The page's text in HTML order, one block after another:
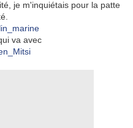
je m'inquiétais pour la patte
va avec